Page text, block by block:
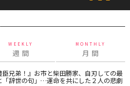
WEEKLY
週 間
MONTHLY
月 間
臣兄弟！』お市と柴田勝家、自刃しての最
「辞世の句」…運命を共にした２人の悲劇